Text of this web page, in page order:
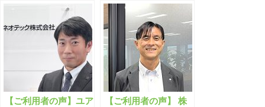
【ご利用者の声】ユア
【ご利用者の声】 株